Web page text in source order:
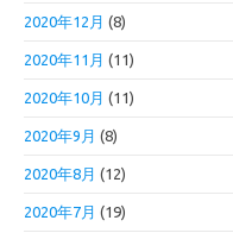
2020年12月 (8)
2020年11月 (11)
2020年10月 (11)
2020年9月 (8)
2020年8月 (12)
2020年7月 (19)